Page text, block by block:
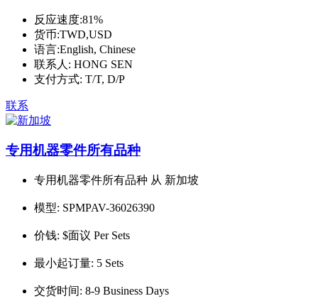
反应速度:81%
货币:TWD,USD
语言:English, Chinese
联系人: HONG SEN
支付方式: T/T, D/P
联系
专用机器零件所有品种
专用机器零件所有品种 从 新加坡
模型: SPMPAV-36026390
价钱: $面议 Per Sets
最小起订量: 5 Sets
交货时间: 8-9 Business Days